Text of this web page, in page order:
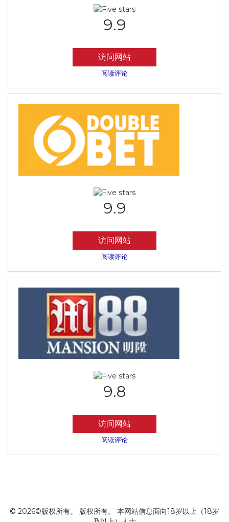
9.9
访问网站
阅读评论
9.9
访问网站
阅读评论
9.8
访问网站
阅读评论
© 2026©版权所有。 版权所有。 本网站信息面向18岁以上（18岁